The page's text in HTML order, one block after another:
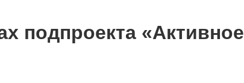
подпроекта «Активное